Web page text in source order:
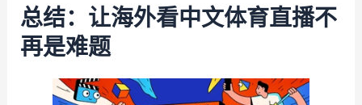
总结：让海外看中文体育直播不
再是难题